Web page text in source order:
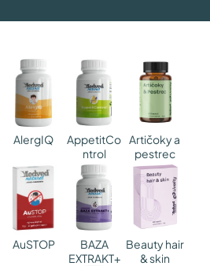
AlergIQ
AppetitCo
ntrol
Artičoky a
pestrec
AuSTOP
BAZA
EXTRAKT+
Beauty hair
& skin